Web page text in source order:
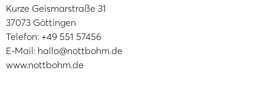
Kurze Geismarstraße 31
37073 Göttingen
Telefon: +49 551 57456
E-Mail: hallo@nottbohm.de
www.nottbohm.de